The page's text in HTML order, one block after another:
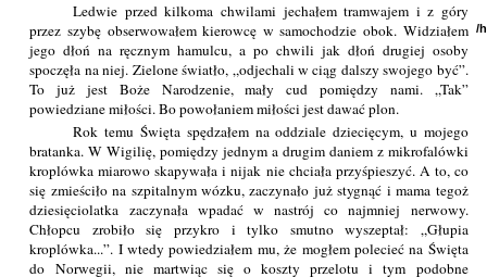
Ledwie przed kilkoma chwilami jechałem tramwajem i z góry
przez szybę obserwowałem kierowcę w samochodzie obok. Widziałem
jego dłoń na ręcznym hamulcu, a po chwili jak dłoń drugiej osoby
spoczęła na niej. Zielone światło, „odjechali w ciąg dalszy swojego być”.
To już jest Boże Narodzenie, mały cud pomiędzy nami. „Tak”
powiedziane miłości. Bo powołaniem miłości jest dawać plon.
Rok temu Święta spędzałem na oddziale dziecięcym, u mojego
bratanka. W Wigilię, pomiędzy jednym a drugim daniem z mikrofalówki
kroplówka miarowo skapywała i nijak nie chciała przyśpieszyć. A to, co
się zmieściło na szpitalnym wózku, zaczynało już stygnąć i mama tegoż
dziesięciolatka zaczynała wpadać w nastrój co najmniej nerwowy.
Chłopcu zrobiło się przykro i tylko smutno wyszeptał: „Głupia
kroplówka...”. I wtedy powiedziałem mu, że mogłem polecieć na Święta
do Norwegii, nie martwiąc się o koszty przelotu i tym podobne
/